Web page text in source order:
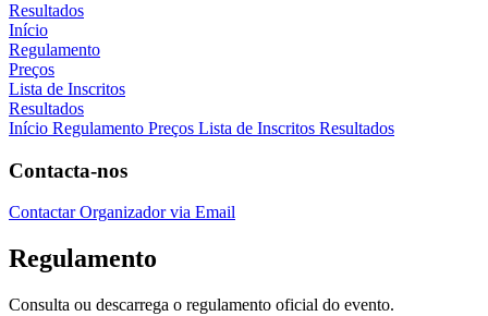
Resultados
Início
Regulamento
Preços
Lista de Inscritos
Resultados
Início Regulamento Preços Lista de Inscritos Resultados
Contacta-nos
Contactar Organizador via Email
Regulamento
Consulta ou descarrega o regulamento oficial do evento.